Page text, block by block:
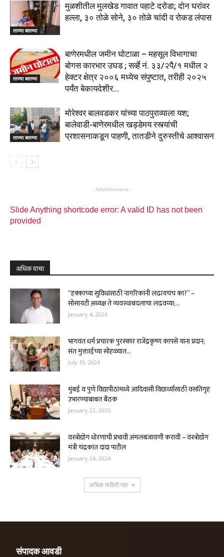
ताज्या बातम्या
मुळशीतील मुलखेड गावात पहाटे दरोडा; दोन घरांवर
हल्ला, ३० तोळे सोने, ३० तोळे चांदी व रोकड लंपास
ताज्या बातम्या
बाणेरमधील जमीन घोटाळा – महसूल विभागाचा
बोगस कारभार उघड ; सर्व्हे नं. ३३/२पै/१ मधील २
हेक्टर क्षेत्र २००६ मध्येच संपुष्टात, तरीही २०२५
पर्यंत बेकायदेशीर...
ताज्या बातम्या
मोरेश्वर बालवडकर यांच्या पाठपुराव्याला यश;
बालेवाडी-बाणेरमधील खड्डेमय रस्त्यांची
प्रशासनाकडून पाहणी, तातडीने दुरुस्तीचे आश्वासन
- Advertisement -
Slide Anything shortcode error: A valid ID has not been
provided
अधिक वाचा
“हक्काच्या सुविधांसाठी नागरिकांनी लढायचंच का?” –
सोसायटी अध्यक्ष ते व्यवस्थाबदलाचा लढवय्या;...
January 4, 2026
भागवत धर्म प्रचारक पुरस्कार राजेंद्रकृष्ण कापसे यांना प्रदान;
संत मुक्ताईच्या सोहळ्यात...
July 19, 2024
मुंबई व पुणे विद्यापीठांमध्ये आदिवासी विद्यार्थ्यांसाठी वसतिगृह
उभारण्याबाबत बैठक
January 22, 2026
वस्त्रोद्योग धोरणाची प्रभावी अंमलबजावणी करावी – वस्त्रोद्योग
मंत्री चंद्रकांत दादा पाटील
January 24, 2024
अधिक माहिती पहा
संपादक आवडी